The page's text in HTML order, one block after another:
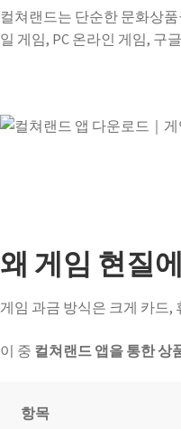
컬쳐랜드는 단순한 문화상
일 게임, PC 온라인 게임, 구
왜 게임 현질
게임 과금 방식은 크게 카드,
이 중 컬쳐랜드 앱을 통한 상
항목